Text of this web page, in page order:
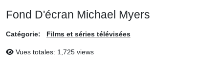
Fond D'écran Michael Myers
Catégorie: Films et séries télévisées
Vues totales: 1,725 views